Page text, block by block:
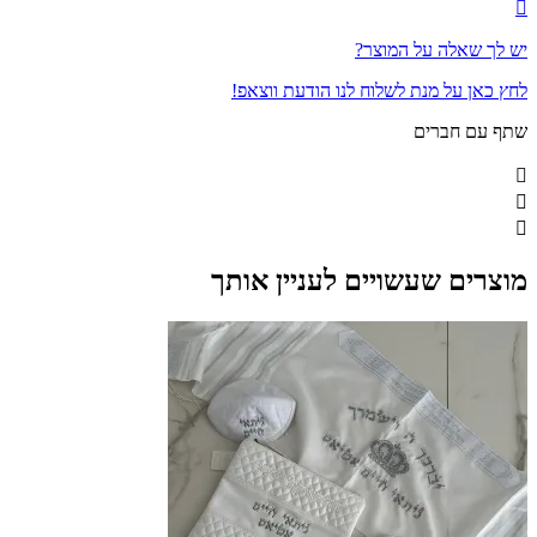
יש לך שאלה על המוצר?
לחץ כאן על מנת לשלוח לנו הודעת ווצאפ!
שתף עם חברים
מוצרים שעשויים לעניין אותך